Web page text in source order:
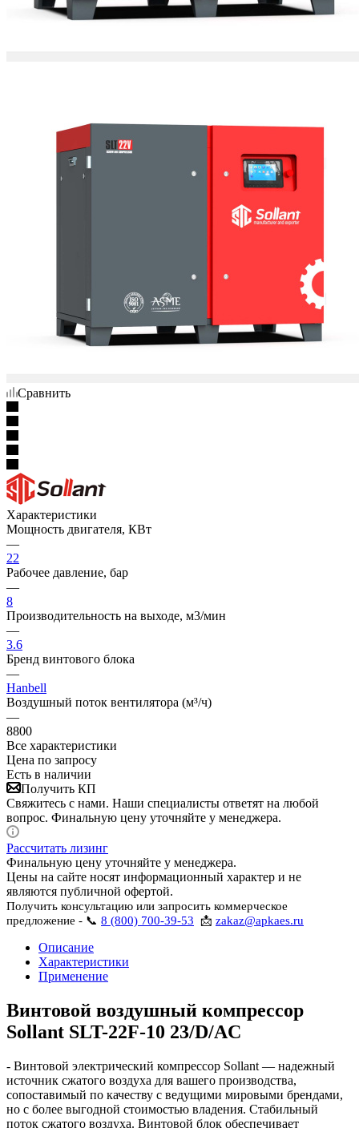
Сравнить
Характеристики
Мощность двигателя, КВт
—
22
Рабочее давление, бар
—
8
Производительность на выходе, м3/мин
—
3.6
Бренд винтового блока
—
Hanbell
Воздушный поток вентилятора (м³/ч)
—
8800
Все характеристики
Цена по запросу
Есть в наличии
Получить КП
Свяжитесь с нами. Наши специалисты ответят на любой
вопрос. Финальную цену уточняйте у менеджера.
Рассчитать лизинг
Финальную цену уточняйте у менеджера.
Цены на сайте носят информационный характер и не
являются публичной офертой.
Получить консультацию или запросить коммерческое
предложение - 📞 8 (800) 700-39-53 📩 zakaz@apkaes.ru
Описание
Характеристики
Применение
Винтовой воздушный компрессор
Sollant SLT-22F-10 23/D/AC
- Винтовой электрический компрессор Sollant — надежный
источник сжатого воздуха для вашего производства,
сопоставимый по качеству с ведущими мировыми брендами,
но с более выгодной стоимостью владения. Стабильный
поток сжатого воздуха. Винтовой блок обеспечивает